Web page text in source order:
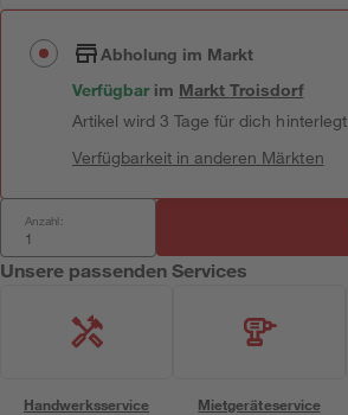
Abholung im Markt
Verfügbar im MarktTroisdorf
Artikel wird 3 Tage für dich hinterlegt
Verfügbarkeit in anderen Märkten
Anzahl:
Unsere passenden Services
Handwerksservice Mietgeräteservice